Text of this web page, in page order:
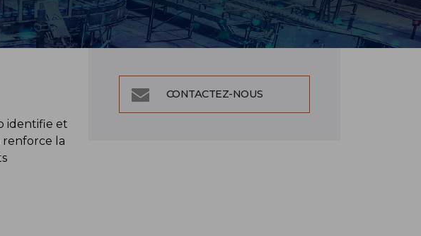
identifie et
la
CONTACTEZ-NOUS